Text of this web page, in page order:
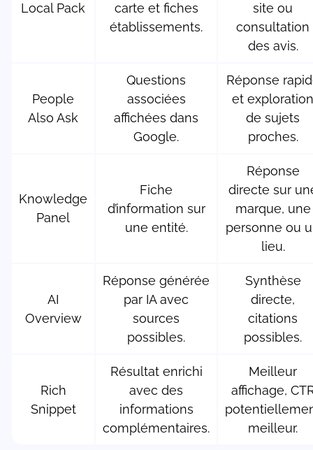
Local Pack
carte et fiches
établissements.
site ou
consultation
des avis.
People
Also Ask
Questions
associées
affichées dans
Google.
Réponse
et exploration
de sujets
proches.
Knowledge
Panel
Fiche
d’information sur
une entité.
Réponse
directe sur
marque, une
personne ou
lieu.
AI
Overview
Réponse générée
par IA avec
sources
possibles.
Synthèse
directe,
citations
possibles.
Rich
Snippet
Résultat enrichi
avec des
informations
complémentaires.
Meilleur
affichage,
meilleur.